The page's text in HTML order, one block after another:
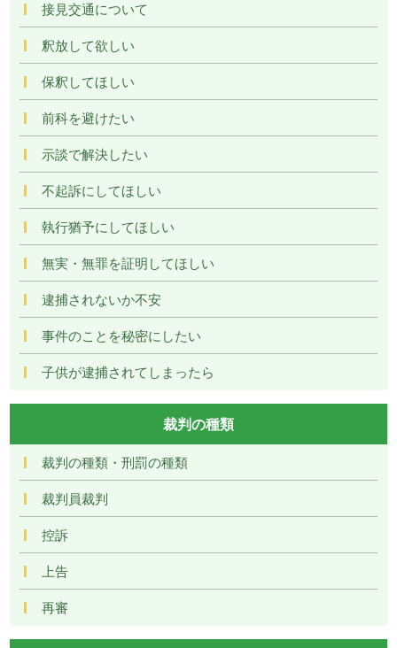
接見交通について
釈放して欲しい
保釈してほしい
前科を避けたい
示談で解決したい
不起訴にしてほしい
執行猶予にしてほしい
無実・無罪を証明してほしい
逮捕されないか不安
事件のことを秘密にしたい
子供が逮捕されてしまったら
裁判の種類
裁判の種類・刑罰の種類
裁判員裁判
控訴
上告
再審